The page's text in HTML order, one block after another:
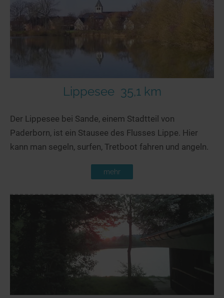
Lippesee 35,1 km
Der Lippesee bei Sande, einem Stadtteil von
Paderborn, ist ein Stausee des Flusses Lippe. Hier
kann man segeln, surfen, Tretboot fahren und angeln.
mehr